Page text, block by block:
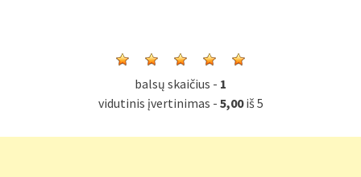
balsų skaičius - 1
vidutinis įvertinimas - 5,00iš 5